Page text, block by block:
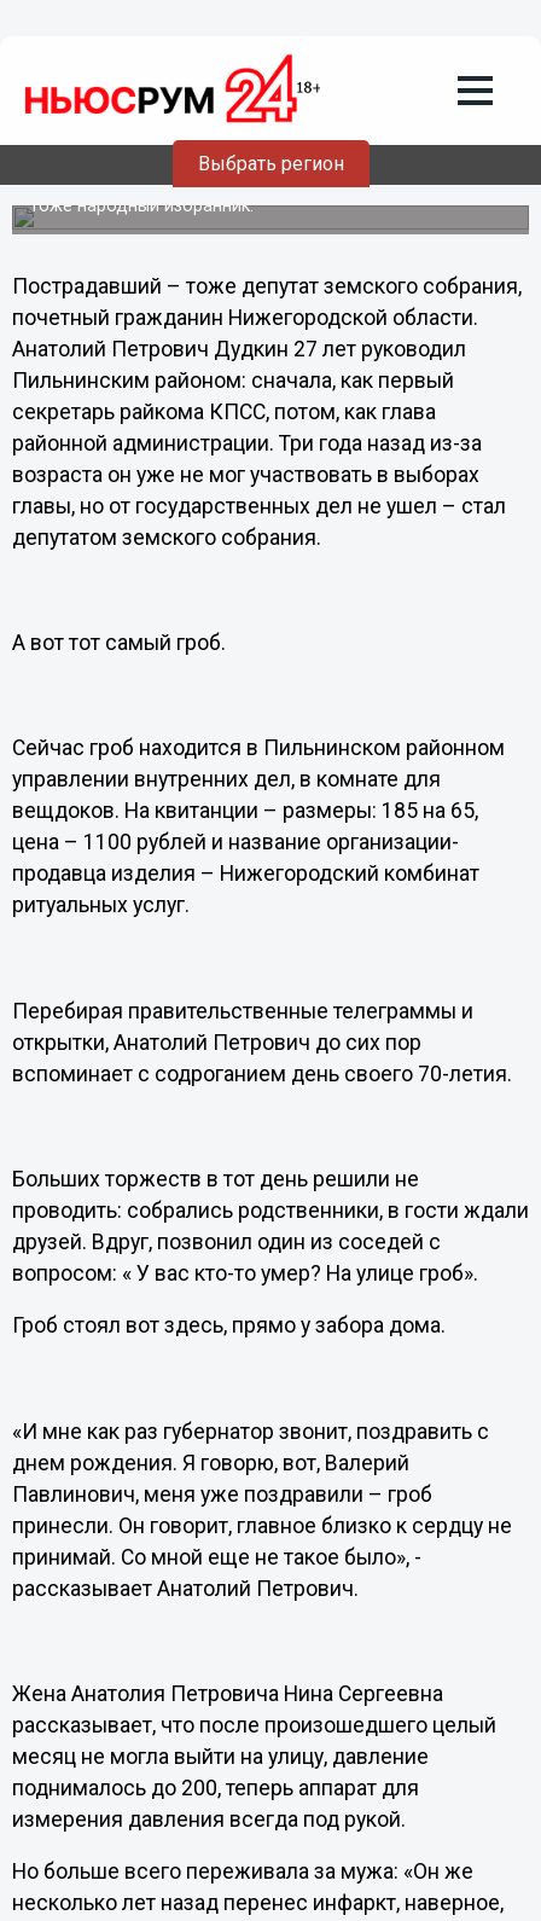
Выбрать регион
подарил депутату гроб на юбилей
С таким уникальным по своему цинизму и наглости
преступлением сотрудниками ГУВД столкнулись
впервые. Удивляет не только форма оскорбления, но и
статус участников разбирательства: главный
подозреваемый - депутат. Говорят, есть еще и заказчик -
тоже народный избранник.
Пострадавший – тоже депутат земского собрания,
почетный гражданин Нижегородской области.
Анатолий Петрович Дудкин 27 лет руководил
Пильнинским районом: сначала, как первый
секретарь райкома КПСС, потом, как глава
районной администрации. Три года назад из-за
возраста он уже не мог участвовать в выборах
главы, но от государственных дел не ушел – стал
депутатом земского собрания.
А вот тот самый гроб.
Сейчас гроб находится в Пильнинском районном
управлении внутренних дел, в комнате для
вещдоков. На квитанции – размеры: 185 на 65,
цена – 1100 рублей и название организации-
продавца изделия – Нижегородский комбинат
ритуальных услуг.
Перебирая правительственные телеграммы и
открытки, Анатолий Петрович до сих пор
вспоминает с содроганием день своего 70-летия.
Больших торжеств в тот день решили не
проводить: собрались родственники, в гости ждали
друзей. Вдруг, позвонил один из соседей с
вопросом: « У вас кто-то умер? На улице гроб».
Гроб стоял вот здесь, прямо у забора дома.
«И мне как раз губернатор звонит, поздравить с
днем рождения. Я говорю, вот, Валерий
Павлинович, меня уже поздравили – гроб
принесли. Он говорит, главное близко к сердцу не
принимай. Со мной еще не такое было», -
рассказывает Анатолий Петрович.
Жена Анатолия Петровича Нина Сергеевна
рассказывает, что после произошедшего целый
месяц не могла выйти на улицу, давление
поднималось до 200, теперь аппарат для
измерения давления всегда под рукой.
Но больше всего переживала за мужа: «Он же
несколько лет назад перенес инфаркт, наверное,